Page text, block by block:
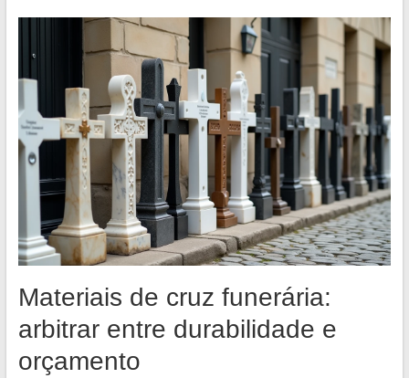
Materiais de cruz funerária:
arbitrar entre durabilidade e
orçamento